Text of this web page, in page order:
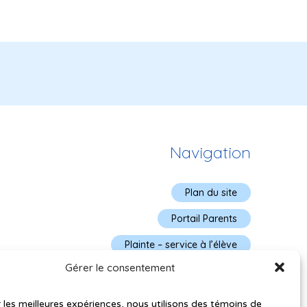
Gérer le consentement
meilleures expériences, nous utilisons des témoins de
Navigation
Plan du site
Portail Parents
Plainte – service à l’élève
Politique de confidentialité